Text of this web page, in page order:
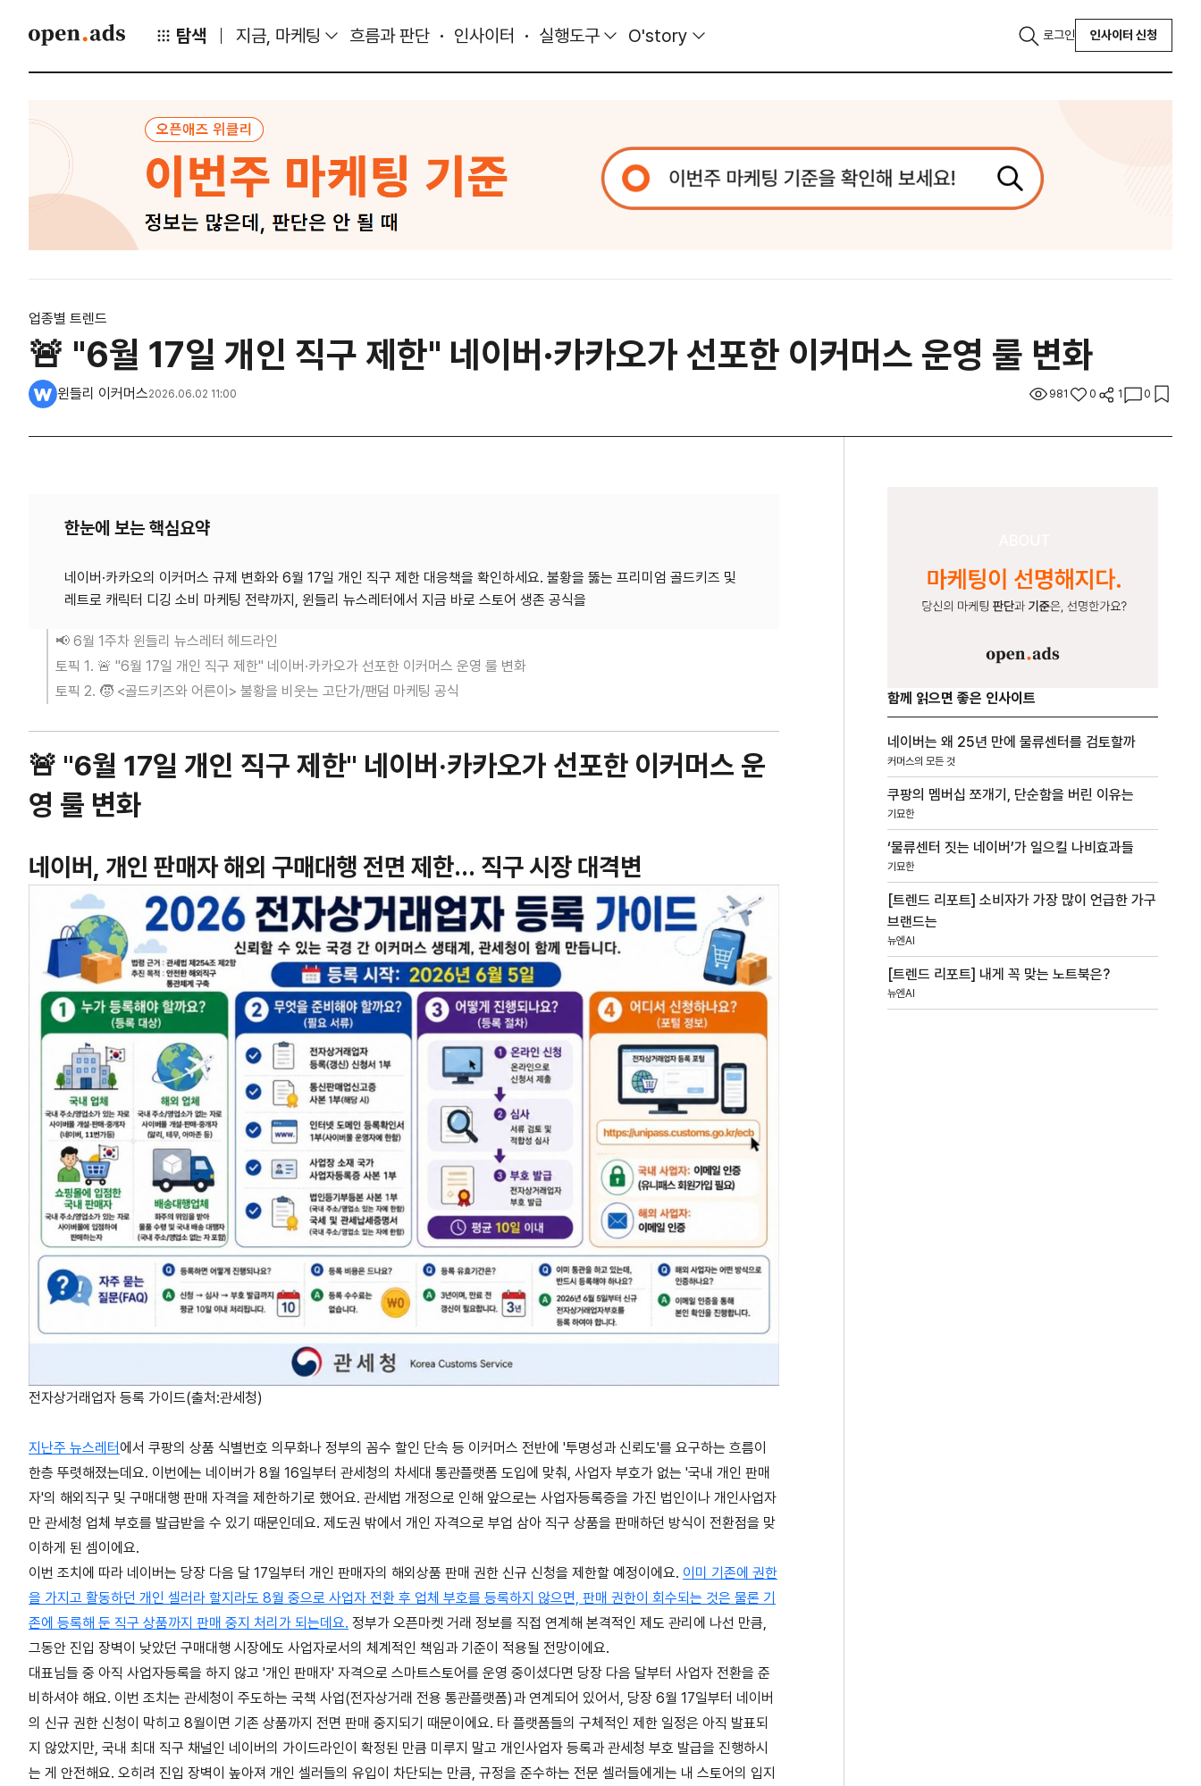
탐색 지금, 마케팅 흐름과 판단 인사이터 실행도구 O'story 로그인 인사이터 신청
업종별 트렌드
🚨 "6월 17일 개인 직구 제한" 네이버·카카오가 선포한 이커머스 운영 룰 변화
윈들리 이커머스2026.06.02 11:00 981 0 1 0
한눈에 보는 핵심요약
네이버·카카오의 이커머스 규제 변화와 6월 17일 개인 직구 제한 대응책을 확인하세요. 불황을 뚫는 프리미엄 골드키즈 및
📢 6월 1주차 윈들리 뉴스레터 헤드라인
토픽 1. 🚨 "6월 17일 개인 직구 제한" 네이버·카카오가 선포한 이커머스 운영 룰 변화
토픽 2. 🧒 <골드키즈와 어른이> 불황을 비웃는 고단가/팬덤 마케팅 공식
🚨 "6월 17일 개인 직구 제한" 네이버·카카오가 선포한 이커머스 운
영 룰 변화
네이버, 개인 판매자 해외 구매대행 전면 제한… 직구 시장 대격변
전자상거래업자 등록 가이드(출처:관세청)
지난주 뉴스레터에서 쿠팡의 상품 식별번호 의무화나 정부의 꼼수 할인 단속 등 이커머스 전반에 '투명성과 신뢰도'를 요구하는 흐름이
한층 뚜렷해졌는데요. 이번에는 네이버가 8월 16일부터 관세청의 차세대 통관플랫폼 도입에 맞춰, 사업자 부호가 없는 '국내 개인 판매
자'의 해외직구 및 구매대행 판매 자격을 제한하기로 했어요. 관세법 개정으로 인해 앞으로는 사업자등록증을 가진 법인이나 개인사업자
만 관세청 업체 부호를 발급받을 수 있기 때문인데요. 제도권 밖에서 개인 자격으로 부업 삼아 직구 상품을 판매하던 방식이 전환점을 맞
이하게 된 셈이에요.
이번 조치에 따라 네이버는 당장 다음 달 17일부터 개인 판매자의 해외상품 판매 권한 신규 신청을 제한할 예정이에요. 이미 기존에 권한
을 가지고 활동하던 개인 셀러라 할지라도 8월 중으로 사업자 전환 후 업체 부호를 등록하지 않으면, 판매 권한이 회수되는 것은 물론 기
존에 등록해 둔 직구 상품까지 판매 중지 처리가 되는데요. 정부가 오픈마켓 거래 정보를 직접 연계해 본격적인 제도 관리에 나선 만큼,
그동안 진입 장벽이 낮았던 구매대행 시장에도 사업자로서의 체계적인 책임과 기준이 적용될 전망이에요.
대표님들 중 아직 사업자등록을 하지 않고 '개인 판매자' 자격으로 스마트스토어를 운영 중이셨다면 당장 다음 달부터 사업자 전환을 준
비하셔야 해요. 이번 조치는 관세청이 주도하는 국책 사업(전자상거래 전용 통관플랫폼)과 연계되어 있어서, 당장 6월 17일부터 네이버
의 신규 권한 신청이 막히고 8월이면 기존 상품까지 전면 판매 중지되기 때문이에요. 타 플랫폼들의 구체적인 제한 일정은 아직 발표되
지 않았지만, 국내 최대 직구 채널인 네이버의 가이드라인이 확정된 만큼 미루지 말고 개인사업자 등록과 관세청 부호 발급을 진행하시
는 게 안전해요. 오히려 진입 장벽이 높아져 개인 셀러들의 유입이 차단되는 만큼, 규정을 준수하는 전문 셀러들에게는 내 스토어의 입지
함께 읽으면 좋은 인사이트
네이버는 왜 25년 만에 물류센터를 검토할까
커머스의 모든 것
쿠팡의 멤버십 쪼개기, 단순함을 버린 이유는
기묘한
‘물류센터 짓는 네이버’가 일으킬 나비효과들
기묘한
[트렌드 리포트] 소비자가 가장 많이 언급한 가구
브랜드는
뉴엔AI
[트렌드 리포트] 내게 꼭 맞는 노트북은?
뉴엔AI